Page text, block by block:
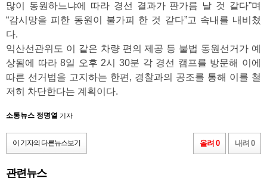
많이 동원하느냐에 따라 경선 결과가 판가름 날 것 같다”며
“감시망을 피한 동원이 불가피 한 것 같다”고 속내를 내비쳤
다.
익산선관위도 이 같은 차량 편의 제공 등 불법 동원선거가 예
상됨에 따라 8일 오후 2시 30분 각 경선 캠프를 방문해 이에
따른 선거법을 고지하는 한편, 경찰과의 공조를 통해 이를 철
저히 차단한다는 계획이다.
소통뉴스 정명열 기자
이 기자의 다른뉴스보기 올려 0 내려 0
관련뉴스